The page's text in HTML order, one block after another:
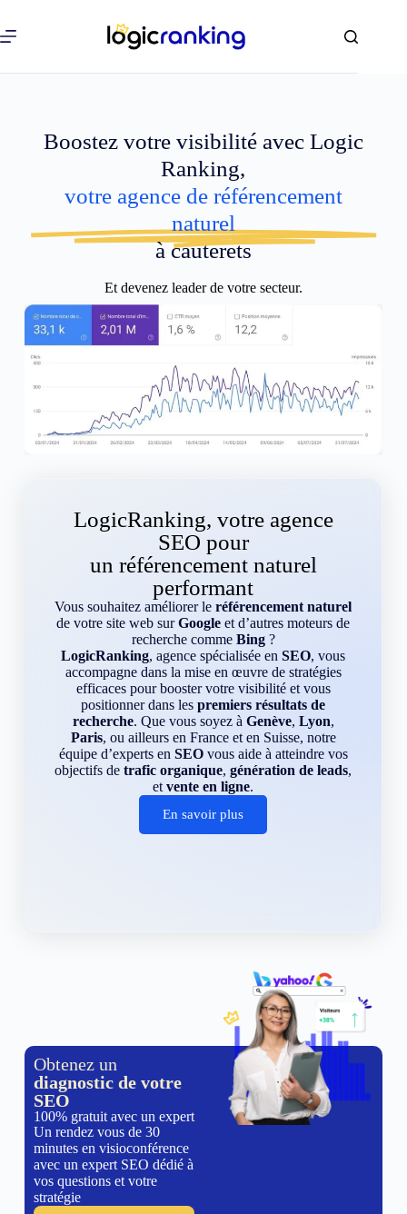
Boostez votre visibilité avec Logic
Ranking,
votre agence de référencement
naturel
à cauterets
Et devenez leader de votre secteur.
LogicRanking, votre agence
SEO pour
un référencement naturel
performant
Vous souhaitez améliorer leréférencement naturel
de votre site web surGoogle et d’autres moteurs de
recherche comme Bing?
LogicRanking, agence spécialisée enSEO, vous
accompagne dans la mise en œuvre de stratégies
efficaces pour booster votre visibilité et vous
positionner dans lespremiers résultats de
recherche. Que vous soyez à Genève, Lyon,
Paris, ou ailleurs en France et en Suisse, notre
équipe d’experts en SEOvous aide à atteindre vos
objectifs detrafic organique,génération de leads,
etvente en ligne.
En savoir plus
Obtenez un
diagnostic de votre
SEO
100% gratuit avec un expert
Un rendez vous de 30
minutes en visioconférence
avec un expert SEO dédié à
vos questions et votre
stratégie